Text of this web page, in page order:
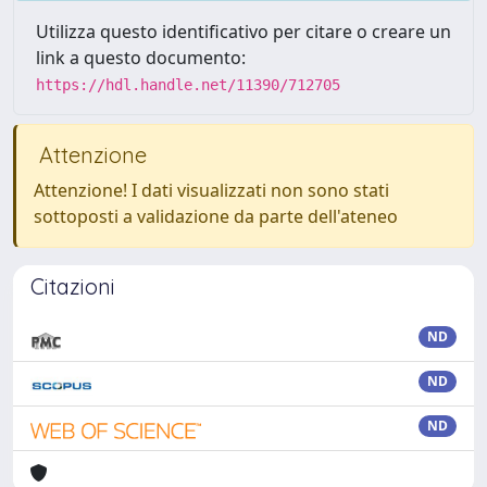
Utilizza questo identificativo per citare o creare un
link a questo documento:
https://hdl.handle.net/11390/712705
Attenzione
Attenzione! I dati visualizzati non sono stati
sottoposti a validazione da parte dell'ateneo
Citazioni
ND
ND
ND